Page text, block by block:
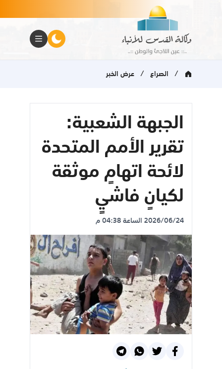
/ الصراع / عرض الخبر
الجبهة الشعبية:
تقرير الأمم المتحدة
لائحة اتهامٍ موثقة
لكيانٍ فاشيٍ
2026/06/24 الساعة 04:38 م